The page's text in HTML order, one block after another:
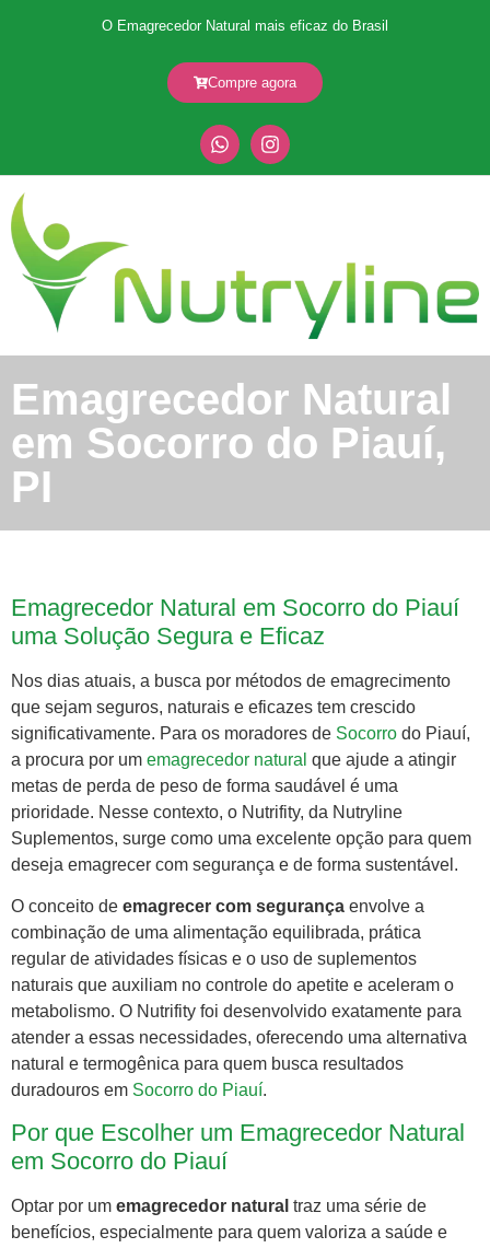
O Emagrecedor Natural mais eficaz do Brasil
Compre agora
Emagrecedor Natural
em Socorro do Piauí,
PI
Emagrecedor Natural em Socorro do Piauí
uma Solução Segura e Eficaz
Nos dias atuais, a busca por métodos de emagrecimento
que sejam seguros, naturais e eficazes tem crescido
significativamente. Para os moradores de Socorro do Piauí,
a procura por um emagrecedor natural que ajude a atingir
metas de perda de peso de forma saudável é uma
prioridade. Nesse contexto, o Nutrifity, da Nutryline
Suplementos, surge como uma excelente opção para quem
deseja emagrecer com segurança e de forma sustentável.
O conceito de emagrecer com segurança envolve a
combinação de uma alimentação equilibrada, prática
regular de atividades físicas e o uso de suplementos
naturais que auxiliam no controle do apetite e aceleram o
metabolismo. O Nutrifity foi desenvolvido exatamente para
atender a essas necessidades, oferecendo uma alternativa
natural e termogênica para quem busca resultados
duradouros em Socorro do Piauí.
Por que Escolher um Emagrecedor Natural
em Socorro do Piauí
Optar por um emagrecedor natural traz uma série de
benefícios, especialmente para quem valoriza a saúde e